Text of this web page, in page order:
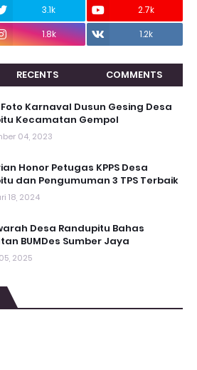
3.1k
2.7k
1.8k 1.2k
RECENTS COMMENTS
Karnaval Dusun Gesing Desa
Kecamatan Gempol
04, 2023
Honor Petugas KPPS Desa
dan Pengumuman 3 TPS Terbaik
18, 2024
Desa Randupitu Bahas
BUMDes Sumber Jaya
2025